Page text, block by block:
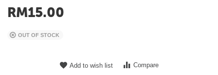
RM15.00
OUT OF STOCK
Add to wish list Compare